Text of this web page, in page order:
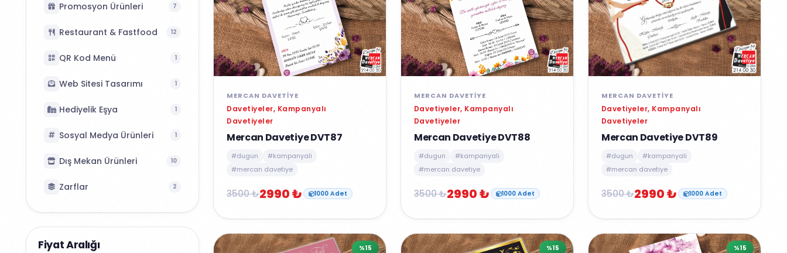
Promosyon Ürünleri 7
Restaurant & Fastfood 12
QR Kod Menü 1
Web Sitesi Tasarımı 1
Hediyelik Eşya 1
Sosyal Medya Ürünleri 1
Dış Mekan Ürünleri 10
Zarflar 2
Fiyat Aralığı
MERCAN DAVETIYE
Davetiyeler, Kampanyalı
Davetiyeler
Mercan Davetiye DVT87
#dugun
#kampanyali
#mercan davetiye
3500 ₺2990 ₺ 1000 Adet
MERCAN DAVETIYE
Davetiyeler, Kampanyalı
Davetiyeler
Mercan Davetiye DVT88
#dugun
#kampanyali
#mercan davetiye
3500 ₺2990 ₺ 1000 Adet
MERCAN DAVETIYE
Davetiyeler, Kampanyalı
Davetiyeler
Mercan Davetiye DVT89
#dugun
#kampanyali
#mercan davetiye
3500 ₺2990 ₺ 1000 Adet
%15 %15 %15